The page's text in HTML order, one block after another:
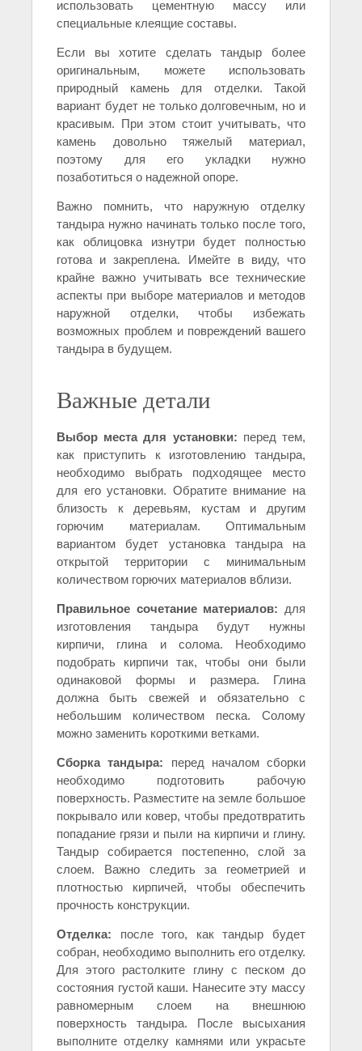
использовать цементную массу или
специальные клеящие составы.
Если вы хотите сделать тандыр более
оригинальным, можете использовать
природный камень для отделки. Такой
вариант будет не только долговечным, но и
красивым. При этом стоит учитывать, что
камень довольно тяжелый материал,
поэтому для его укладки нужно
позаботиться о надежной опоре.
Важно помнить, что наружную отделку
тандыра нужно начинать только после того,
как облицовка изнутри будет полностью
готова и закреплена. Имейте в виду, что
крайне важно учитывать все технические
аспекты при выборе материалов и методов
наружной отделки, чтобы избежать
возможных проблем и повреждений вашего
тандыра в будущем.
Важные детали
Выбор места для установки: перед тем,
как приступить к изготовлению тандыра,
необходимо выбрать подходящее место
для его установки. Обратите внимание на
близость к деревьям, кустам и другим
горючим материалам. Оптимальным
вариантом будет установка тандыра на
открытой территории с минимальным
количеством горючих материалов вблизи.
Правильное сочетание материалов: для
изготовления тандыра будут нужны
кирпичи, глина и солома. Необходимо
подобрать кирпичи так, чтобы они были
одинаковой формы и размера. Глина
должна быть свежей и обязательно с
небольшим количеством песка. Солому
можно заменить короткими ветками.
Сборка тандыра: перед началом сборки
необходимо подготовить рабочую
поверхность. Разместите на земле большое
покрывало или ковер, чтобы предотвратить
попадание грязи и пыли на кирпичи и глину.
Тандыр собирается постепенно, слой за
слоем. Важно следить за геометрией и
плотностью кирпичей, чтобы обеспечить
прочность конструкции.
Отделка: после того, как тандыр будет
собран, необходимо выполнить его отделку.
Для этого растолките глину с песком до
состояния густой каши. Нанесите эту массу
равномерным слоем на внешнюю
поверхность тандыра. После высыхания
выполните отделку камнями или украсьте